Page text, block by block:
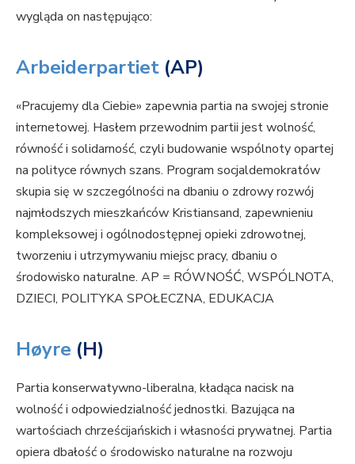
wygląda on następująco:
Arbeiderpartiet (AP)
«Pracujemy dla Ciebie» zapewnia partia na swojej stronie
internetowej. Hasłem przewodnim partii jest wolność,
równość i solidarność, czyli budowanie wspólnoty opartej
na polityce równych szans. Program socjaldemokratów
skupia się w szczególności na dbaniu o zdrowy rozwój
najmłodszych mieszkańców Kristiansand, zapewnieniu
kompleksowej i ogólnodostępnej opieki zdrowotnej,
tworzeniu i utrzymywaniu miejsc pracy, dbaniu o
środowisko naturalne. AP = RÓWNOŚĆ, WSPÓLNOTA,
DZIECI, POLITYKA SPOŁECZNA, EDUKACJA
Høyre (H)
Partia konserwatywno-liberalna, kładąca nacisk na
wolność i odpowiedzialność jednostki. Bazująca na
wartościach chrześcijańskich i własności prywatnej. Partia
opiera dbałość o środowisko naturalne na rozwoju